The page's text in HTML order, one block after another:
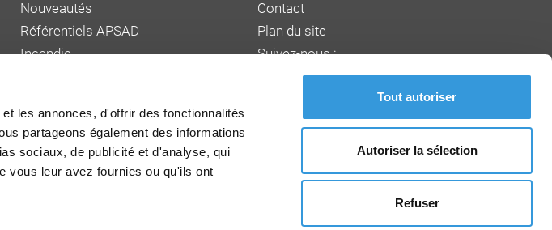
les annonces, d'offrir des fonctionnalités
partageons également des informations
sociaux, de publicité et d'analyse, qui
vous leur avez fournies ou qu'ils ont
Tout autoriser
Autoriser la sélection
Refuser
Nouveautés
Référentiels APSAD
Incendie
Gestion des risques
Cybersécurité
Contact
Plan du site
Suivez-nous :